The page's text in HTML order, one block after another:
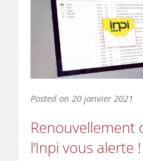
Posted on 20 janvier 2021
Renouvellement
l’Inpi vous alerte !